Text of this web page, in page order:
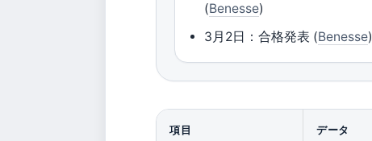
(Benesse)
3月2日：合格発表 (Benesse)
項目 データ